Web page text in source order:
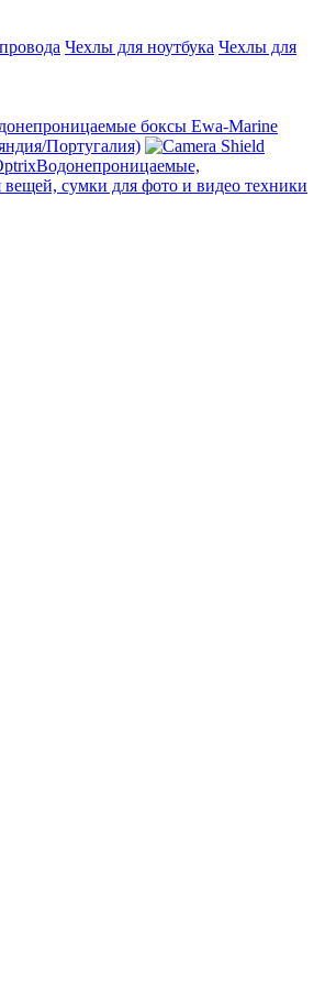
Чехлы для ноутбука Чехлы для
боксы Ewa-Marine
Португалия)
Водонепроницаемые,
сумки для фото и видео техники